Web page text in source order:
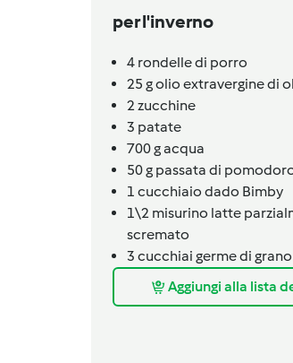
per l'inverno
4 rondelle di porro
25 golio extravergine di
2zucchine
3 patate
700gacqua
50g passata di
1 cucchiaio dado Bimby
1\2 misurino latte
scremato
3 cucchiai germe di grano
Aggiungi alla lista